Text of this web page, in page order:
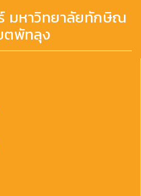
มหาวิทยาลัยทักษิณ
ตพัทลุง